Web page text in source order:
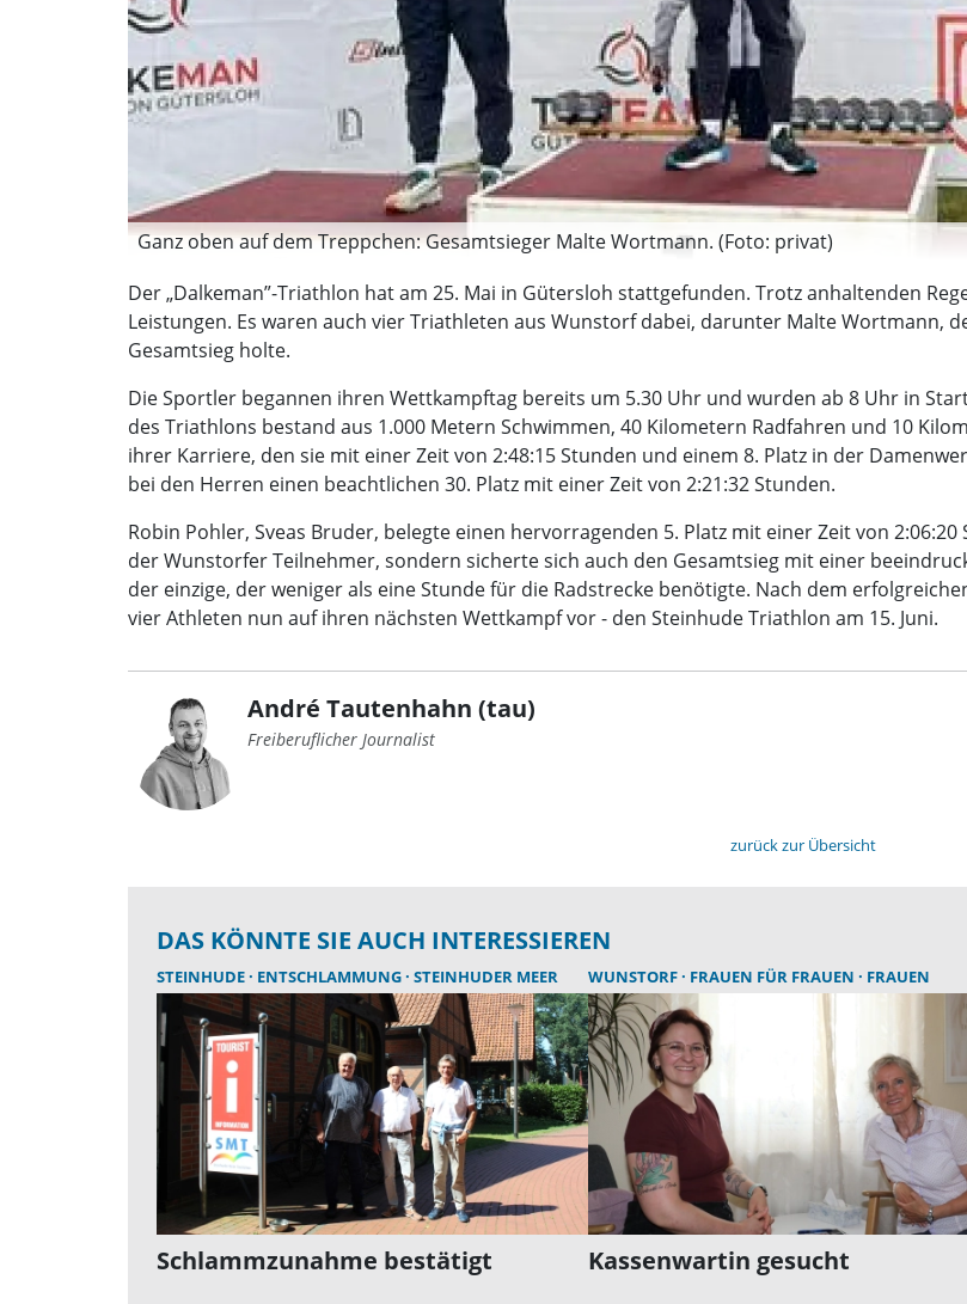
Ganz oben auf dem Treppchen: Gesamtsieger Malte Wortmann. (Foto: privat)
Der „Dalkeman”-Triathlon hat am 25. Mai in Gütersloh stattgefunden. Trotz anhaltenden
Leistungen. Es waren auch vier Triathleten aus Wunstorf dabei, darunter Malte Wortmann,
Gesamtsieg holte.
Die Sportler begannen ihren Wettkampftag bereits um 5.30 Uhr und wurden ab 8 Uhr in
des Triathlons bestand aus 1.000 Metern Schwimmen, 40 Kilometern Radfahren und 10
ihrer Karriere, den sie mit einer Zeit von 2:48:15 Stunden und einem 8. Platz in der
bei den Herren einen beachtlichen 30. Platz mit einer Zeit von 2:21:32 Stunden.
Robin Pohler, Sveas Bruder, belegte einen hervorragenden 5. Platz mit einer Zeit von
der Wunstorfer Teilnehmer, sondern sicherte sich auch den Gesamtsieg mit einer
der einzige, der weniger als eine Stunde für die Radstrecke benötigte. Nach dem
vier Athleten nun auf ihren nächsten Wettkampf vor - den Steinhude Triathlon am 15. Juni.
André Tautenhahn (tau)
Freiberuflicher Journalist
zurück zur Übersicht
DAS KÖNNTE SIE AUCH INTERESSIEREN
STEINHUDE ENTSCHLAMMUNG STEINHUDER MEER
Schlammzunahme bestätigt
WUNSTORF FRAUEN FÜR FRAUEN FRAUEN
Kassenwartin gesucht